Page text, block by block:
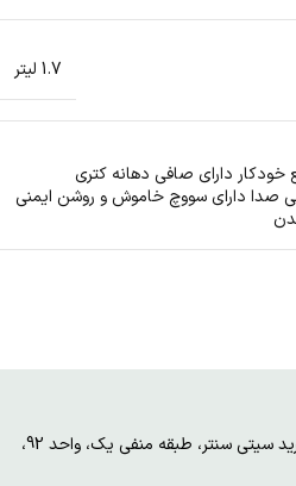
1.7 لیتر
دارای صافی دهانه کتری
صدا دارای سووچ خاموش و روشن ایمنی
تهران، میدان شوش، مرکز خرید سیتی سنتر، طبقه منفی یک، واحد 92،